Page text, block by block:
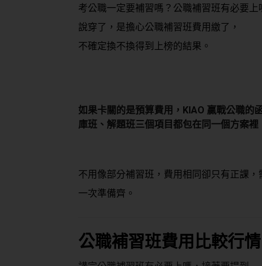
考公職一定要補習嗎？公職補習班有必要上
說穿了，是擔心公職補習班費用繳了，
不確定換不換得到上榜的結果。
如果卡關的是預算費用， KIAO 贏戰公職的
庫班、解題班三個項目都包在同一個方案裡
不用像部分補習班，費用相同卻只有正課
一次準備齊。
公職補習班費用比較行